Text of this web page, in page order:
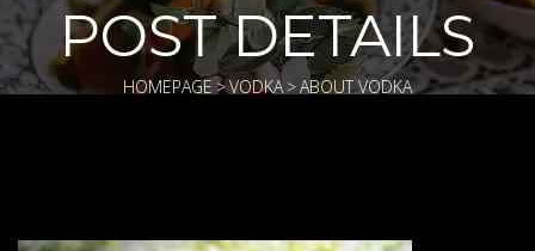
POST DETAILS
HOMEPAGE >VODKA >ABOUT VODKA